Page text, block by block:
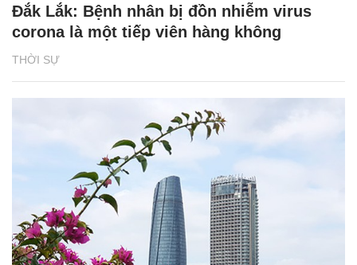
THỜI SỰ
Đắk Lắk: Bệnh nhân bị đồn nhiễm virus
corona là một tiếp viên hàng không